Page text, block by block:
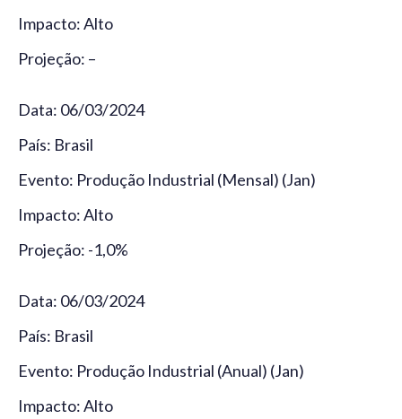
Impacto: Alto
Projeção: –
Data: 06/03/2024
País: Brasil
Evento: Produção Industrial (Mensal) (Jan)
Impacto: Alto
Projeção: -1,0%
Data: 06/03/2024
País: Brasil
Evento: Produção Industrial (Anual) (Jan)
Impacto: Alto